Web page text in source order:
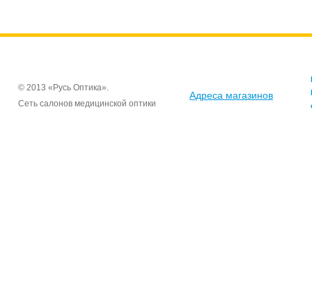
© 2013 «Русь Оптика».
Сеть салонов медицинской оптики
Адреса магазинов